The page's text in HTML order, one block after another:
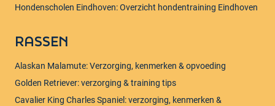
Hondenscholen Eindhoven: Overzicht hondentraining Eindhoven
RASSEN
Alaskan Malamute: Verzorging, kenmerken & opvoeding
Golden Retriever: verzorging & training tips
Cavalier King Charles Spaniel: verzorging, kenmerken &